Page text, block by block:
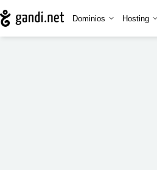
Dominios Hosting